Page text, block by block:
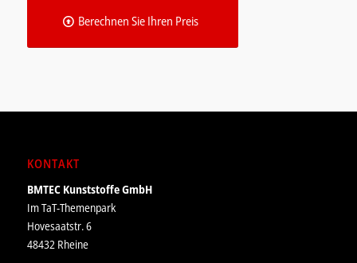
Berechnen Sie Ihren Preis
KONTAKT
BMTEC Kunststoffe GmbH
Im TaT-Themenpark
Hovesaatstr. 6
48432 Rheine